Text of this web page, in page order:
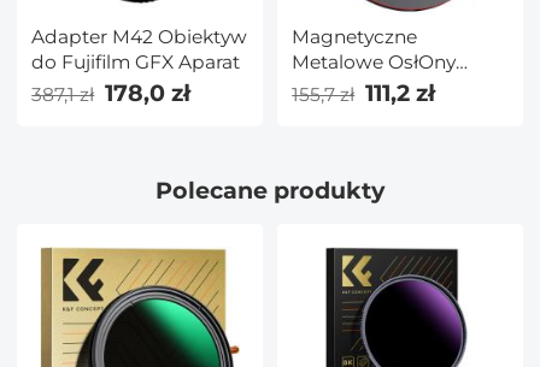
Adapter M42 Obiektyw
do Fujifilm GFX Aparat
387,1 zł 178,0 zł
Magnetyczne
Metalowe OsłOny
Obiektywu 55MM
155,7 zł 111,2 zł
Polecane produkty